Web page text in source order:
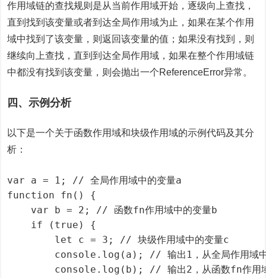
作用域链的查找规则是从当前作用域开始，逐级向上查找，
直到找到该变量或者到达全局作用域为止，如果在某个作用
域中找到了该变量，则返回该变量的值；如果没有找到，则
继续向上查找，直到到达全局作用域，如果在整个作用域链
中都没有找到该变量，则会抛出一个ReferenceError异常。
四、示例分析
以下是一个关于函数作用域和块级作用域的示例代码及其分
析：
var a = 1; // 全局作用域中的变量a
function fn() {
    var b = 2; // 函数fn作用域中的变量b
    if (true) {
        let c = 3; // 块级作用域中的变量c
console.log(a); // 输出1，从全局作用域
console.log(b); // 输出2，从函数fn作用